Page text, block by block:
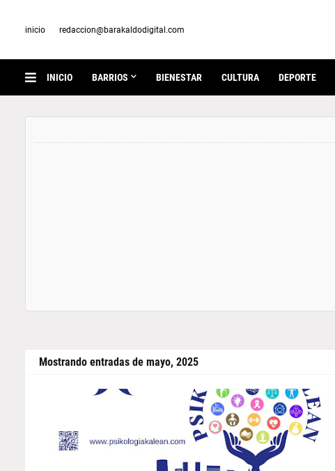
inicio redaccion@barakaldodigital.com
INICIO BARRIOS BIENESTAR CULTURA DEPORTE
Mostrando entradas de mayo, 2025